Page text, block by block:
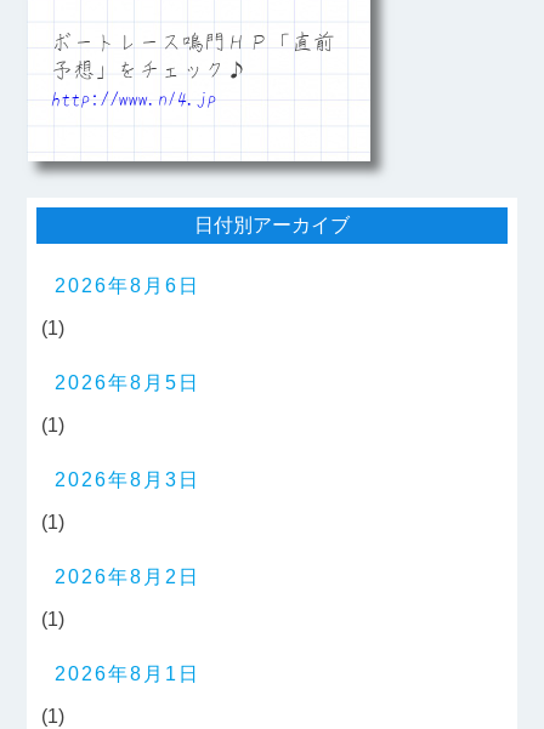
ボートレース鳴門ＨＰ「直前
予想」をチェック♪
http://www.n14.jp
日付別アーカイブ
2026年8月6日
(1)
2026年8月5日
(1)
2026年8月3日
(1)
2026年8月2日
(1)
2026年8月1日
(1)